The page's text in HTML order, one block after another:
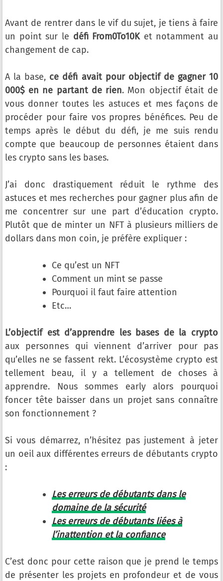
Avant de rentrer dans le vif du sujet, je tiens à faire
un point sur le défi From0To10Ket notamment au
changement de cap.
A la base, ce défi avait pour objectif de gagner 10
000$ en ne partant de rien. Mon objectif était de
vous donner toutes les astuces et mes façons de
procéder pour faire vos propres bénéfices. Peu de
temps après le début du défi, je me suis rendu
compte que beaucoup de personnes étaient dans
les crypto sans les bases.
J’ai donc drastiquement réduit le rythme des
astuces et mes recherches pour gagner plus afin de
me concentrer sur une part d’éducation crypto.
Plutôt que de minter un NFT à plusieurs milliers de
dollars dans mon coin, je préfère expliquer :
Ce qu’est un NFT
Comment un mint se passe
Pourquoi il faut faire attention
Etc…
L’objectif est d’apprendre les bases de la crypto
aux personnes qui viennent d’arriver pour pas
qu’elles ne se fassent rekt. L’écosystème crypto est
tellement beau, il y a tellement de choses à
apprendre. Nous sommes early alors pourquoi
foncer tête baisser dans un projet sans connaître
son fonctionnement ?
Si vous démarrez, n’hésitez pas justement à jeter
un oeil aux différentes erreurs de débutants crypto
:
Les erreurs de débutants dans le
domaine de la sécurité
Les erreurs de débutants liées à
l’inattention et la confiance
C’est donc pour cette raison que je prend le temps
de présenter les projets en profondeur et de vous